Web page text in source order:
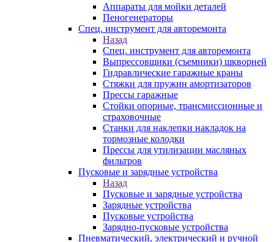
Аппараты для мойки деталей
Пеногенераторы
Спец. инструмент для авторемонта
Назад
Спец. инструмент для авторемонта
Выпрессовщики (съемники) шкворней
Гидравлические гаражные краны
Стяжки для пружин амортизаторов
Прессы гаражные
Стойки опорные, трансмиссионные и
страховочные
Станки для наклепки накладок на
тормозные колодки
Прессы для утилизации масляных
фильтров
Пусковые и зарядные устройства
Назад
Пусковые и зарядные устройства
Зарядные устройства
Пусковые устройства
Зарядно-пусковые устройства
Пневматический, электрический и ручной